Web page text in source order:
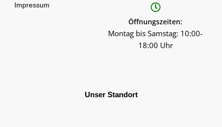
Impressum
Öffnungszeiten:
Montag bis Samstag: 10:00-
18:00 Uhr
Unser Standort